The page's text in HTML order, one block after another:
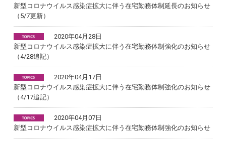
新型コロナウイルス感染症拡大に伴う在宅勤務体制延長のお知らせ
（5/7更新）
2020年04月28日
新型コロナウイルス感染症拡大に伴う在宅勤務体制強化のお知らせ
（4/28追記）
2020年04月17日
新型コロナウイルス感染症拡大に伴う在宅勤務体制強化のお知らせ
（4/17追記）
2020年04月07日
新型コロナウイルス感染症拡大に伴う在宅勤務体制強化のお知らせ